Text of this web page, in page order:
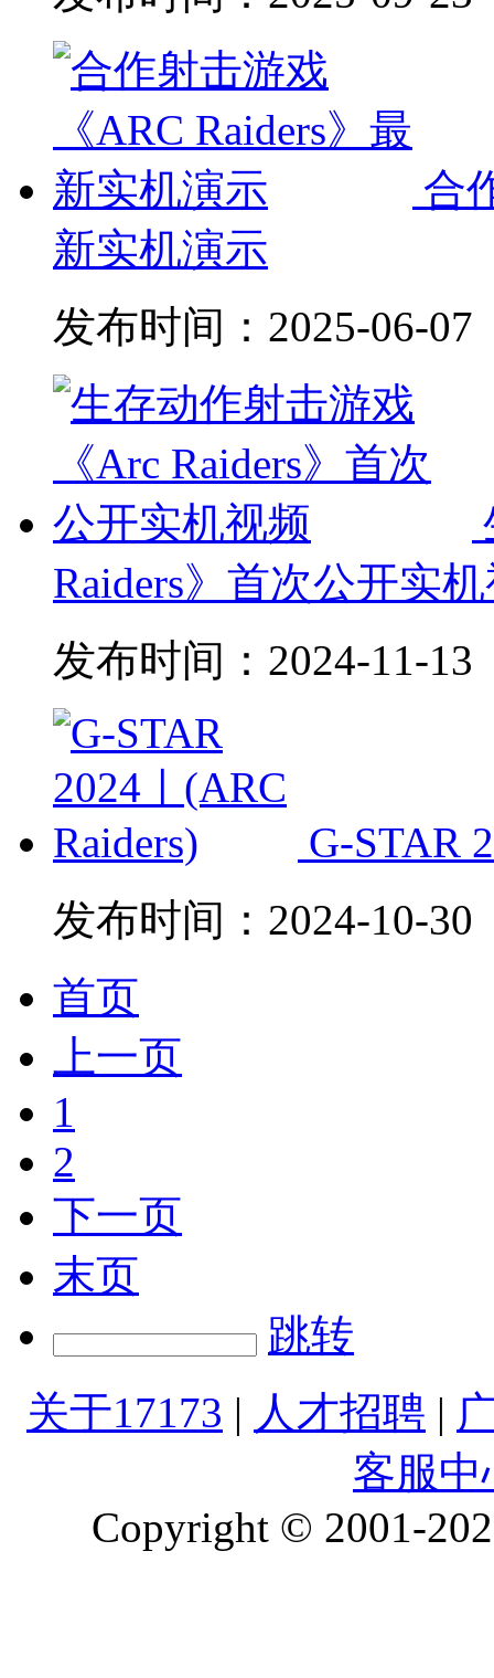
合
新实机演示
发布时间： 2025-06-07
Raiders》首次公开实
发布时间： 2024-11-13
G-STAR
发布时间： 2024-10-30
首页
上一页
1
2
下一页
末页
跳转
关于17173 | 人才招聘 |
客服中
Copyright © 2001-